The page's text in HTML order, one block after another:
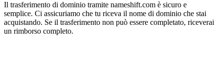
Il trasferimento di dominio tramite nameshift.com è sicuro e
semplice. Ci assicuriamo che tu riceva il nome di dominio che stai
acquistando. Se il trasferimento non può essere completato, riceverai
un rimborso completo.